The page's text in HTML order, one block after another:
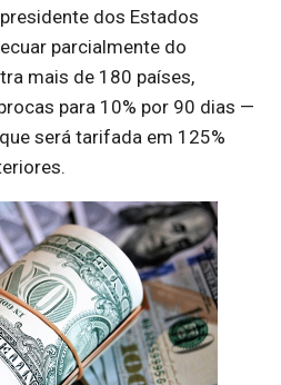
dos Estados
parcialmente do
mais de 180 países,
para 10% por 90 dias —
será tarifada em 125%